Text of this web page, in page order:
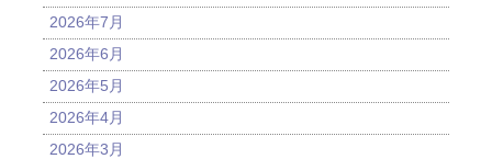
2026年7月
2026年6月
2026年5月
2026年4月
2026年3月